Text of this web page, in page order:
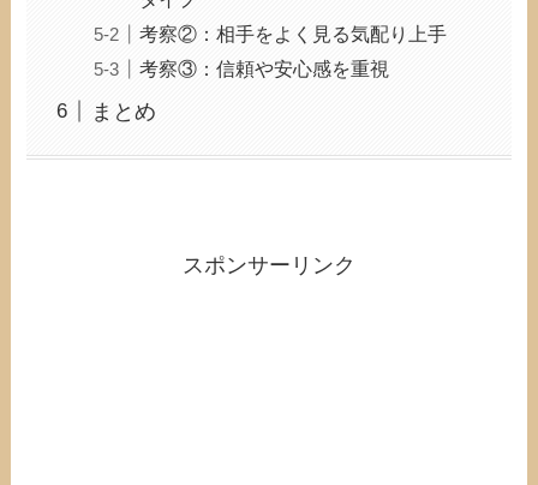
考察②：相手をよく見る気配り上手
考察③：信頼や安心感を重視
まとめ
スポンサーリンク